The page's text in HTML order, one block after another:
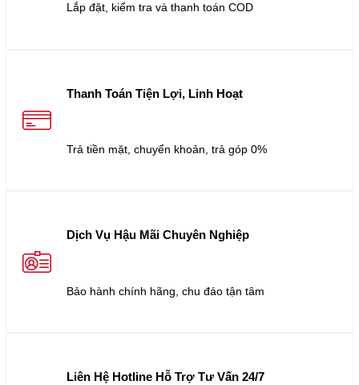
Lắp đặt, kiểm tra và thanh toán COD
Thanh Toán Tiện Lợi, Linh Hoạt
Trả tiền mặt, chuyển khoản, trả góp 0%
Dịch Vụ Hậu Mãi Chuyên Nghiệp
Bảo hành chính hãng, chu đáo tận tâm
Liên Hệ Hotline Hỗ Trợ Tư Vấn 24/7